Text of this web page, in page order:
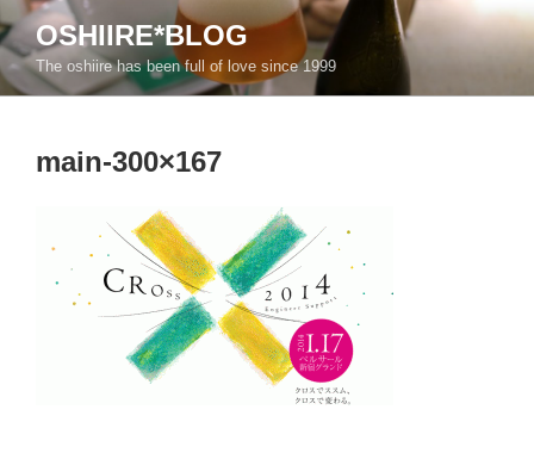
ン
テ
ン
OSHIIRE*BLOG
The oshiire has been full of love since 1999
main-300×167